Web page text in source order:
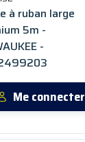
à ruban large
5m -
-
Me connecter